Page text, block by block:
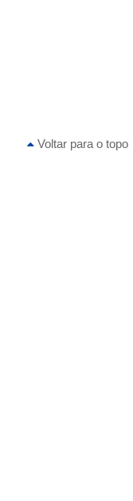
Voltar para o topo